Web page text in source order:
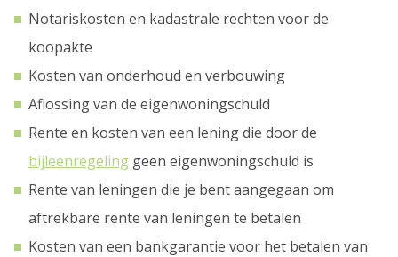
Notariskosten en kadastrale rechten voor de
koopakte
Kosten van onderhoud en verbouwing
Aflossing van de eigenwoningschuld
Rente en kosten van een lening die door de
bijleenregeling geen eigenwoningschuld is
Rente van leningen die je bent aangegaan om
aftrekbare rente van leningen te betalen
Kosten van een bankgarantie voor het betalen van